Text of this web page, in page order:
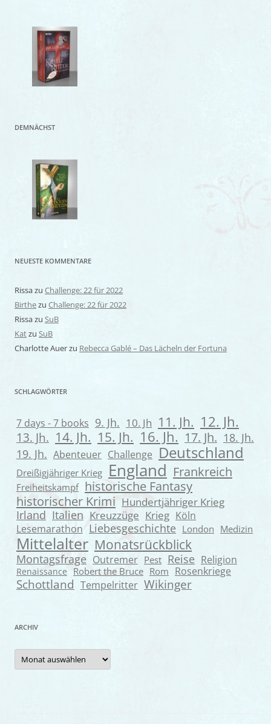
DEMNÄCHST
NEUESTE KOMMENTARE
Rissazu Challenge: 22 für 2022
Birthezu Challenge: 22 für 2022
Rissazu SuB
Katzu SuB
Charlotte Auerzu Rebecca Gablé – Das Lächeln der Fortuna
SCHLAGWÖRTER
7 days - 7 books 9. Jh. 10. Jh 11. Jh. 12. Jh.
13. Jh. 14. Jh. 15. Jh. 16. Jh. 17. Jh. 18. Jh.
19. Jh. Abenteuer Challenge Deutschland
Dreißigjähriger Krieg England Frankreich
Freiheitskampf historische Fantasy
historischer Krimi Hundertjähriger Krieg
Irland Italien Kreuzzüge Krieg Köln
Lesemarathon Liebesgeschichte London Medizin
Mittelalter Monatsrückblick
Montagsfrage Outremer Pest Reise Religion
Renaissance Robert the Bruce Rom Rosenkriege
Schottland Tempelritter Wikinger
ARCHIV
Archiv